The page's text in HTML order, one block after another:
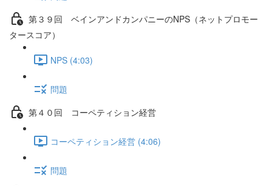
第３９回 ベインアンドカンパニーのNPS（ネットプロモー
タースコア）
NPS (4:03)
問題
第４０回 コーペティション経営
コーペティション経営 (4:06)
問題